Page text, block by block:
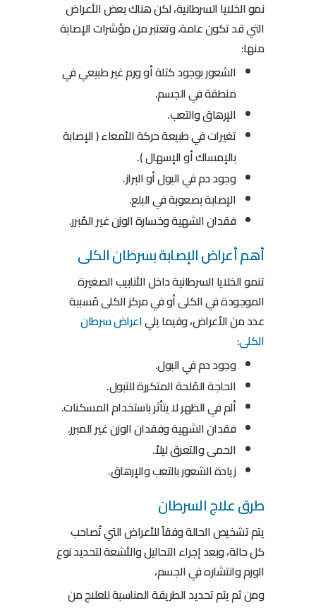
نمو الخلايا السرطانية، لكن هناك بعض الأعراض
التي قد تكون عامة، وتعتبر من مؤشرات الإصابة
منها:
الشعور بوجود كتلة أو ورم غير طبيعي في
منطقة في الجسم.
الإرهاق والتعب.
تغيرات في طبيعة حركة الأمعاء ( الإصابة
بالإمساك أو الإسهال ).
وجود دم في البول أو البراز.
الإصابة بصعوبة في البلع.
فقدان الشهية وخسارة الوزن غير المُبرر.
أهم أعراض الإصابة بسرطان الكلى
تنمو الخلايا السرطانية داخل الأنابيب الصغيرة
الموجودة في الكلى أو في مركز الكلى مُسببة
عدد من الأعراض، وفيما يلياعراض سرطان
الكلى:
وجود دم في البول.
الحاجة المُلحة المتكررة للتبول.
ألم في الظهر لا يتأثر باستخدام المسكنات.
فقدان الشهية وفقدان الوزن غير المبرر.
الحمى والتعرق ليلاً.
زيادة الشعور بالتعب والإرهاق.
طرق علاج السرطان
يتم تشخيص الحالة وفقاً للأعراض التي تُصاحب
كل حالة، وبعد إجراء التحاليل والأشعة لتحديد نوع
الورم وانتشاره في الجسم،
ومن ثم يتم تحديد الطريقة المناسبة للعلاج من